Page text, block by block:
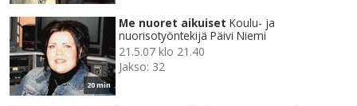
20 min
Me nuoret aikuiset Koulu- ja
nuorisotyöntekijä Päivi Niemi
21.5.07 klo 21.40
Jakso: 32